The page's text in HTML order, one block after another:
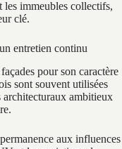
les immeubles collectifs,
clé.
entretien continu
pour son caractère
sont souvent utilisées
ambitieux
aux influences